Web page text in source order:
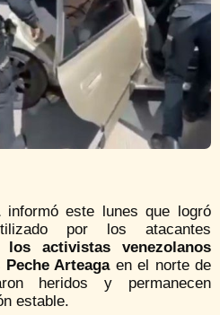
informó este lunes que logró
por los atacantes
activistas venezolanos
Arteagaen el norte de
heridos y permanecen
estable.